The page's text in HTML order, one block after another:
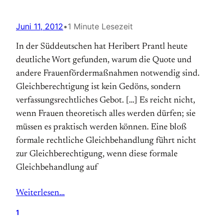
Juni 11, 2012•1 Minute Lesezeit
In der Süddeutschen hat Heribert Prantl heute
deutliche Wort gefunden, warum die Quote und
andere Frauenfördermaßnahmen notwendig sind.
Gleichberechtigung ist kein Gedöns, sondern
verfassungsrechtliches Gebot. […] Es reicht nicht,
wenn Frauen theoretisch alles werden dürfen; sie
müssen es praktisch werden können. Eine bloß
formale rechtliche Gleichbehandlung führt nicht
zur Gleichberechtigung, wenn diese formale
Gleichbehandlung auf
Weiterlesen…
1